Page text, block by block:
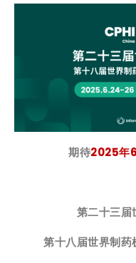
期待2025年
第二十三届
第十八届世界制